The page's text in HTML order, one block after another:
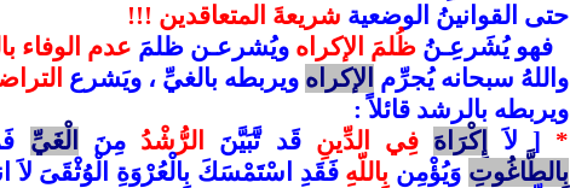
حتى القوانينُ الوضعية شريعةَ المتعاقدين !!!
فهو يُشَرعِـنُظُلمَ الإكراه ويُشرعـن ظلمَ عدم الوفاء
واللهُ سبحانه يُجرِّم الإكراه ويربطه بالغيِّ ، ويَشرع
ويربطه بالرشد قائلاً :
*
[ لاَ إِكْرَاهَ فِي الدِّينِ قَد تَّبَيَّنَ الرُّشْدُ مِنَ الْغَيِّ
بِالطَّاغُوتِ وَيُؤْمِن بِاللّهِ فَقَدِ اسْتَمْسَكَ بِالْعُرْوَةِ الْوُثْقَىَ لاَ